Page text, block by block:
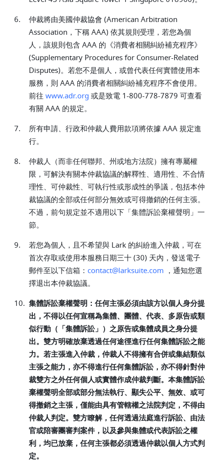
6.
仲裁將由美國仲裁協會 (American Arbitration
Association，下稱 AAA) 依其規則受理，若您為個
人，該規則包含 AAA 的《消費者相關糾紛補充程序》
(Supplementary Procedures for Consumer-Related
Disputes)。若您不是個人，或曾代表任何實體使用本
服務，則 AAA 的消費者相關糾紛補充程序不會使用。
前往www.adr.org 或是致電 1-800-778-7879 可查看
有關 AAA 的規定。
7.
所有申請、行政和仲裁人費用款項將依據 AAA 規定進
行。
8.
仲裁人（而非任何聯邦、州或地方法院）擁有專屬權
限，可解決有關本仲裁協議的解釋性、適用性、不合情
理性、可仲裁性、可執行性或形成性的爭議，包括本仲
裁協議的全部或任何部分無效或可得撤銷的任何主張。
不過，前句規定並不適用以下「集體訴訟棄權聲明」一
節。
9.
若您為個人，且不希望與 Lark 的糾紛進入仲裁，可在
首次存取或使用本服務日期三十 (30) 天內，發送電子
郵件至以下信箱： contact@larksuite.com ，通知您選
擇退出本仲裁協議。
10. 集體訴訟棄權聲明：任何主張必須由該方以個人身分提
出，不得以任何宣稱為集體、團體、代表、多原告或類
似行動（「集體訴訟」）之原告或集體成員之身分提
出。雙方明確放棄透過任何途徑進行任何集體訴訟之能
力。若主張進入仲裁，仲裁人不得擁有合併或集結類似
主張之能力，亦不得進行任何集體訴訟，亦不得針對仲
裁雙方之外任何個人或實體作成仲裁判斷。本集體訴訟
棄權聲明全部或部分無法執行、顯失公平、無效、或可
得撤銷之主張，僅能由具有管轄權之法院判定，不得由
仲裁人判定。雙方瞭解，任何透過法庭進行訴訟、由法
官或陪審團審判案件，以及參與集體或代表訴訟之權
利，均已放棄，任何主張都必須透過仲裁以個人方式判
定。